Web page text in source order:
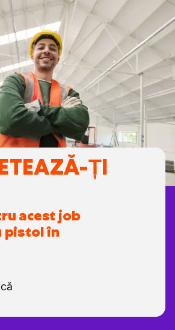
ȚI
acest job
pistol în